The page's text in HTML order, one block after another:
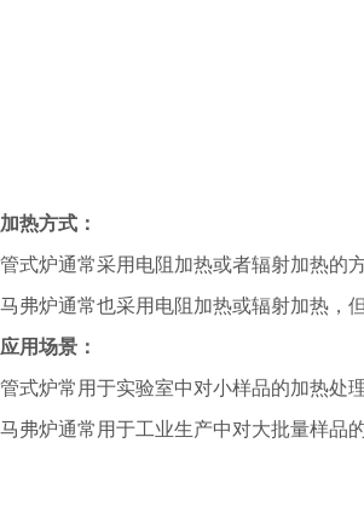
加热方式：
管式炉通常采用电阻加热或者辐射加热的
马弗炉通常也采用电阻加热或辐射加热，
应用场景：
管式炉常用于实验室中对小样品的加热处
马弗炉通常用于工业生产中对大批量样品